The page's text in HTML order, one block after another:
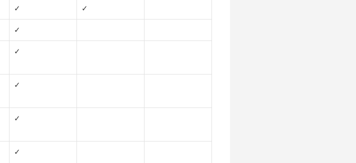
✓ ✓
✓
✓
✓
✓
✓